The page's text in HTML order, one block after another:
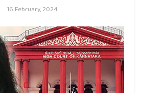
16 February, 2024